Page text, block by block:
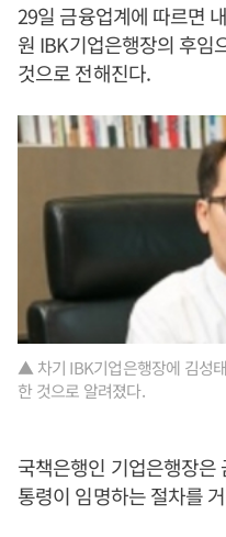
29일 금융업계에 따르면
원 IBK기업은행장의 후임
것으로 전해진다.
▲ 차기 IBK기업은행장에 김성
한 것으로 알려졌다.
국책은행인 기업은행장은
통령이 임명하는 절차를